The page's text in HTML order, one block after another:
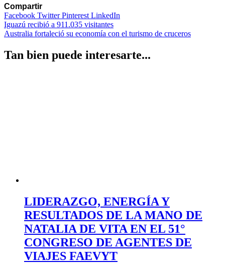
Compartir
Facebook TwitterPinterest LinkedIn
Navegación
de
entradas
Iguazú recibió a 911.035 visitantes
Australia fortaleció su economía con el turismo de cruceros
Tan bien puede interesarte...
LIDERAZGO, ENERGÍA Y
RESULTADOS DE LA MANO DE
NATALIA DE VITA EN EL 51°
CONGRESO DE AGENTES DE
VIAJES FAEVYT